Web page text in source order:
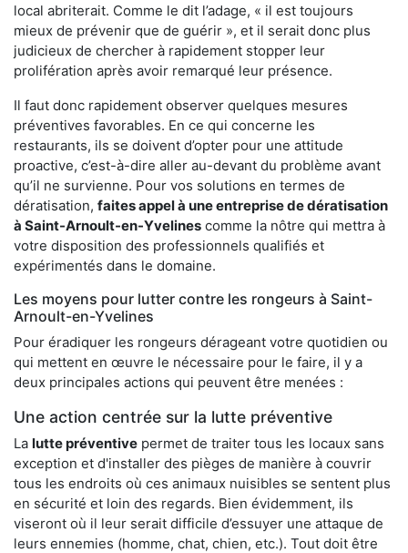
local abriterait. Comme le dit l’adage, « il est toujours
mieux de prévenir que de guérir », et il serait donc plus
judicieux de chercher à rapidement stopper leur
prolifération après avoir remarqué leur présence.
Il faut donc rapidement observer quelques mesures
préventives favorables. En ce qui concerne les
restaurants, ils se doivent d’opter pour une attitude
proactive, c’est-à-dire aller au-devant du problème avant
qu’il ne survienne. Pour vos solutions en termes de
dératisation, faites appel à une entreprise de dératisation
à Saint-Arnoult-en-Yvelines comme la nôtre qui mettra à
votre disposition des professionnels qualifiés et
expérimentés dans le domaine.
Les moyens pour lutter contre les rongeurs à Saint-
Arnoult-en-Yvelines
Pour éradiquer les rongeurs dérageant votre quotidien ou
qui mettent en œuvre le nécessaire pour le faire, il y a
deux principales actions qui peuvent être menées :
Une action centrée sur la lutte préventive
La lutte préventive permet de traiter tous les locaux sans
exception et d'installer des pièges de manière à couvrir
tous les endroits où ces animaux nuisibles se sentent plus
en sécurité et loin des regards. Bien évidemment, ils
viseront où il leur serait difficile d’essuyer une attaque de
leurs ennemies (homme, chat, chien, etc.). Tout doit être